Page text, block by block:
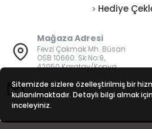
Hediye
Mağaza Adresi
Fevzi Çakmak Mh. Büsan
OSB 10660. Sk No:9,
42050 Karatay/Konya
E-Posta
bilgi@vatanisguvenligi.com
Sitemizde sizlere özelleştirilmiş bir
kullanılmaktadır. Detaylı bilgi almak için
inceleyiniz.